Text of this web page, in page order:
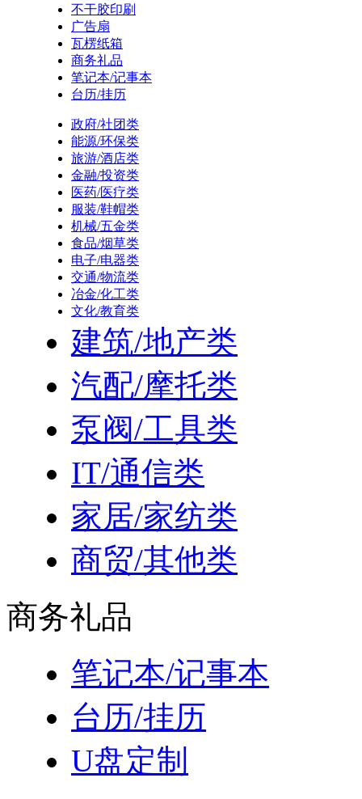
不干胶印刷
广告扇
瓦楞纸箱
商务礼品
笔记本/记事本
台历/挂历
政府/社团类
能源/环保类
旅游/酒店类
金融/投资类
医药/医疗类
服装/鞋帽类
机械/五金类
食品/烟草类
电子/电器类
交通/物流类
冶金/化工类
文化/教育类
建筑/地产类
汽配/摩托类
泵阀/工具类
IT/通信类
家居/家纺类
商贸/其他类
商务礼品
笔记本/记事本
台历/挂历
U盘定制